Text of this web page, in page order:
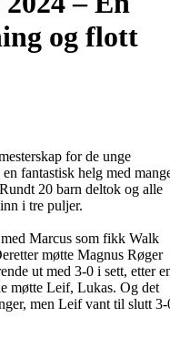
og flott
for de unge
fantastisk helg med
20 barn deltok og alle
i tre puljer.
Marcus som fikk Walk
møtte Magnus Røger
ut med 3-0 i sett, etter
møtte Leif, Lukas. Og det
men Leif vant til slutt 3-